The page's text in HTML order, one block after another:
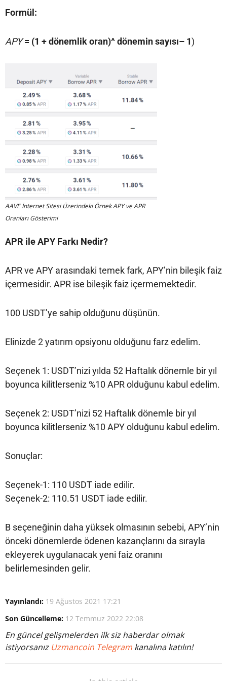
Formül:
APY= (1 + dönemlik oran)^ dönemin sayısı– 1)
AAVE İnternet Sitesi Üzerindeki Örnek APY ve APR
Oranları Gösterimi
APR ile APY Farkı Nedir?
APR ve APY arasındaki temek fark, APY’nin bileşik faiz
içermesidir. APR ise bileşik faiz içermemektedir.
100 USDT’ye sahip olduğunu düşünün.
Elinizde 2 yatırım opsiyonu olduğunu farz edelim.
Seçenek 1: USDT’nizi yılda 52 Haftalık dönemle bir yıl
boyunca kilitlerseniz %10 APR olduğunu kabul edelim.
Seçenek 2: USDT’nizi 52 Haftalık dönemle bir yıl
boyunca kilitlerseniz %10 APY olduğunu kabul edelim.
Sonuçlar:
Seçenek-1: 110 USDT iade edilir.
Seçenek-2: 110.51 USDT iade edilir.
B seçeneğinin daha yüksek olmasının sebebi, APY’nin
önceki dönemlerde ödenen kazançlarını da sırayla
ekleyerek uygulanacak yeni faiz oranını
belirlemesinden gelir.
Yayınlandı: 19 Ağustos 2021 17:21
Son Güncelleme: 12 Temmuz 2022 22:08
En güncel gelişmelerden ilk siz haberdar olmak
istiyorsanız Uzmancoin Telegram kanalına katılın!